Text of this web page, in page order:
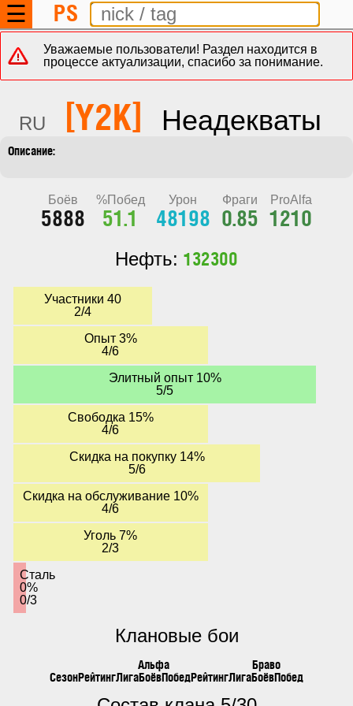
☰ PS
Уважаемые пользователи! Раздел находится в
процессе актуализации, спасибо за понимание.
RU [Y2K] Неадекваты
Боёв
5888
%Побед
51.1
Урон
48198
Фраги
0.85
ProAlfa
1210
Нефть: 132300
Участники 40
2/4
Опыт 3%
4/6
Элитный опыт 10%
5/5
Свободка 15%
4/6
Скидка на покупку 14%
5/6
Скидка на обслуживание 10%
4/6
Уголь 7%
2/3
Сталь
0%
0/3
Клановые бои
Альфа Браво
СезонРейтингЛигаБоёвПобедРейтингЛигаБоёвПобед